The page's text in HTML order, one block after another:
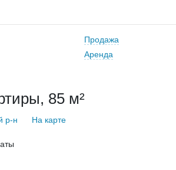
Продажа
Аренда
85 м²
р-н На карте